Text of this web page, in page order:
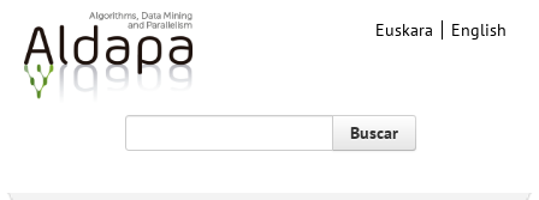
Euskara English
Buscar